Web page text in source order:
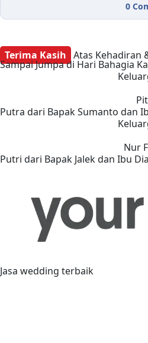
0
Terima Kasih Atas Kehadiran
Sampai Jumpa di Hari Bahagia
Putra dari Bapak Sumanto dan
Nur
Putri dari Bapak Jalek dan Ibu
Jasa wedding terbaik